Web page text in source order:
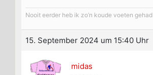
Nooit eerder heb ik zo’n koude voeten gehad
15. September 2024 um 15:40 Uhr
midas